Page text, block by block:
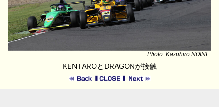
Photo: Kazuhiro NOINE
KENTAROとDRAGONが接触